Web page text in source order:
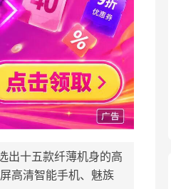
出十五款纤薄机身的高
高清智能手机、魅族